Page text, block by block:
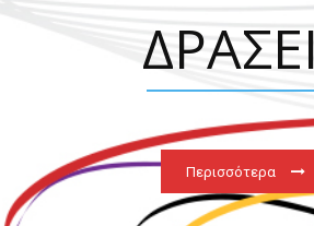
Περισσότερα